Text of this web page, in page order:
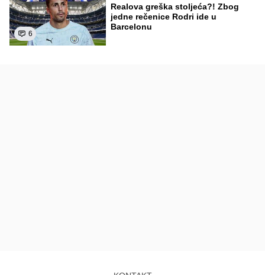
6
Realova greška stoljeća?! Zbog
jedne rečenice Rodri ide u
Barcelonu